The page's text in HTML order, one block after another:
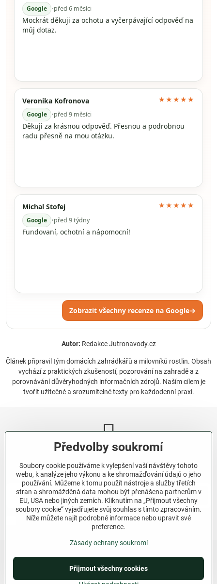
Google •před 6 měsíci
Mockrát děkuji za ochotu a vyčerpávající odpověď na
můj dotaz.
Veronika Kofronova
Google •před 9 měsíci
★★★★★
Děkuji za krásnou odpověď. Přesnou a podrobnou
radu přesně na mou otázku.
Michal Stofej
Google •před 9 týdny
★★★★★
Fundovaní, ochotní a nápomocní!
Zobrazit všechny recenze na Google→
Autor: Redakce Jutronavody.cz
Článek připravil tým domácích zahrádkářů a milovníků rostlin. Obsah
vychází z praktických zkušeností, pozorování na zahradě a z
porovnávání důvěryhodných informačních zdrojů. Naším cílem je
tvořit užitečné a srozumitelné texty pro každodenní praxi.
Newsletter
Odebírat naše novinky:
Odebírat
Chci se přihlásit k odběru novinek e-mailem.
©2026CopyrightPředvolby soukromíZásady ochrany soukromí
Předvolby soukromí
Soubory cookie používáme k vylepšení vaší návštěvy tohoto
webu, k analýze jeho výkonu a ke shromažďování údajů o jeho
používání. Můžeme k tomu použít nástroje a služby třetích
stran a shromážděná data mohou být přenášena partnerům v
EU, USA nebo jiných zemích. Kliknutím na „Přijmout všechny
soubory cookie“ vyjadřujete svůj souhlas s tímto zpracováním.
Níže můžete najít podrobné informace nebo upravit své
preference.
Zásady ochrany soukromí
Přijmout všechny cookies